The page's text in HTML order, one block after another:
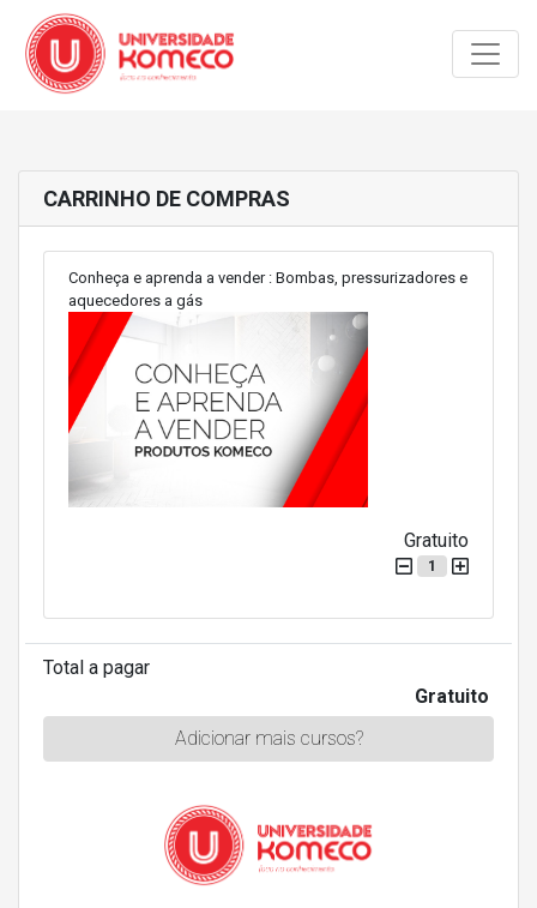
CARRINHO DE COMPRAS
Conheça e aprenda a vender : Bombas, pressurizadores e
aquecedores a gás
Gratuito
1
Total a pagar
Gratuito
Adicionar mais cursos?